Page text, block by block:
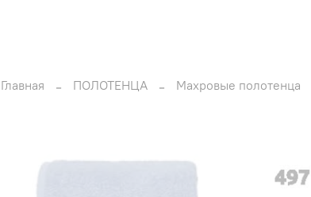
Главная ПОЛОТЕНЦА Махровые полотенца